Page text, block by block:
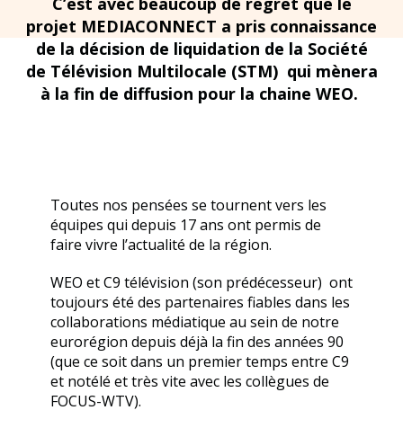
projet MEDIACONNECT a pris connaissance
de la décision de liquidation de la Société
de Télévision Multilocale (STM) qui mènera
à la fin de diffusion pour la chaine WEO.
Toutes nos pensées se tournent vers les
équipes qui depuis 17 ans ont permis de
faire vivre l’actualité de la région.
WEO et C9 télévision (son prédécesseur) ont
toujours été des partenaires fiables dans les
collaborations médiatique au sein de notre
eurorégion depuis déjà la fin des années 90
(que ce soit dans un premier temps entre C9
et notélé et très vite avec les collègues de
FOCUS-WTV).